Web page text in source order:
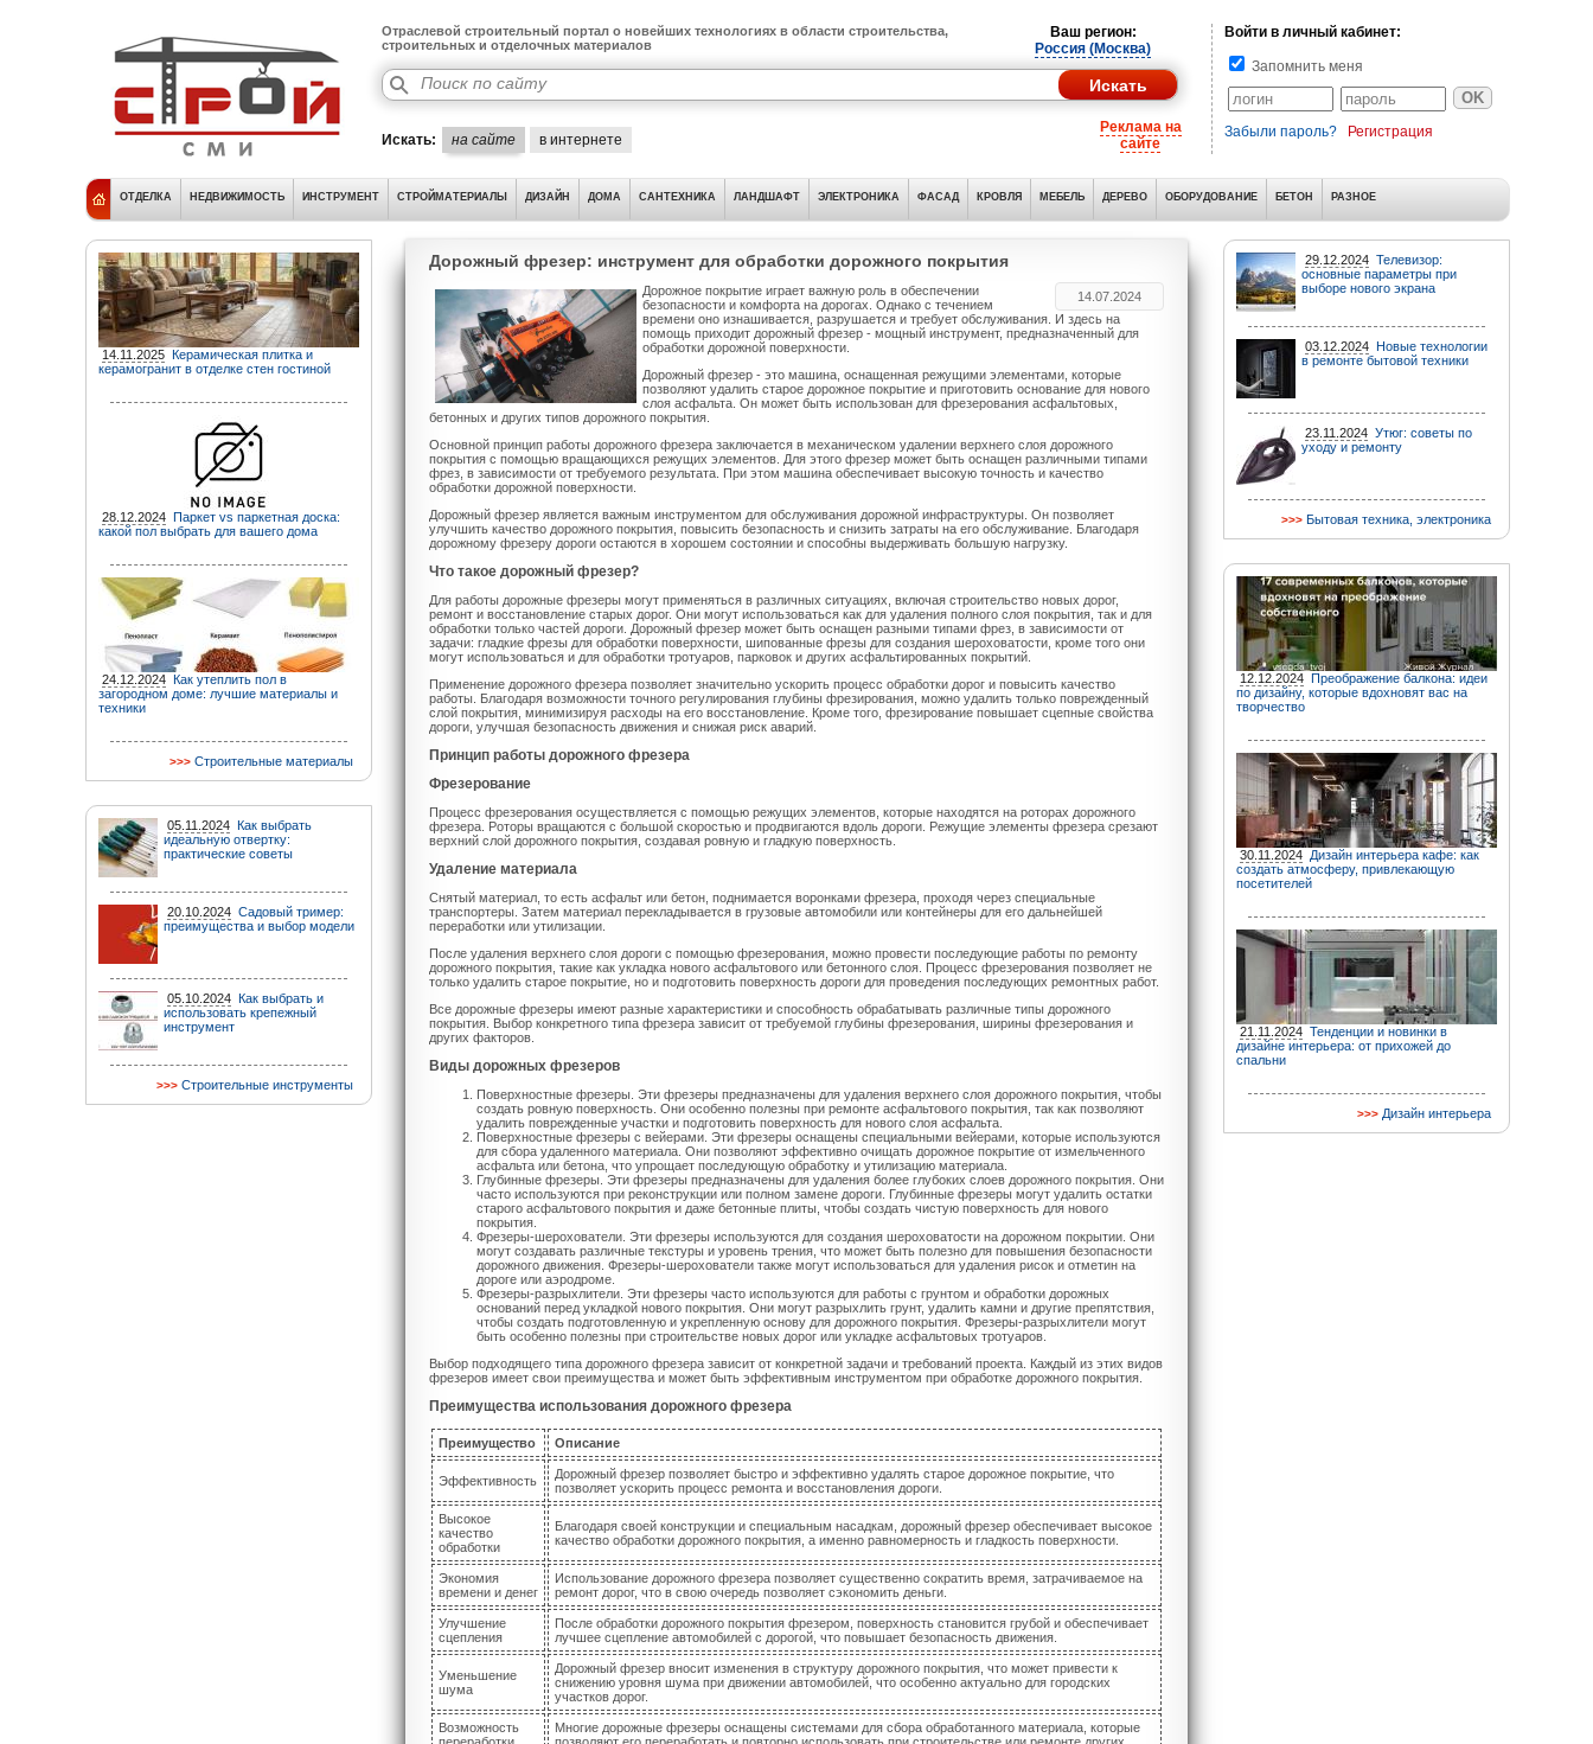
Отраслевой строительный портал о новейших технологиях в области строительства,
строительных и отделочных материалов
Ваш регион:
Россия (Москва)
Искать: на сайте в интернете
Реклама на
сайте
Войти в личный кабинет:
Запомнить меня
Забыли пароль? Регистрация
ОТДЕЛКА НЕДВИЖИМОСТЬ ИНСТРУМЕНТ СТРОЙМАТЕРИАЛЫ ДИЗАЙН ДОМА САНТЕХНИКА ЛАНДШАФТ ЭЛЕКТРОНИКА ФАСАД КРОВЛЯ МЕБЕЛЬ ДЕРЕВО ОБОРУДОВАНИЕ БЕТОН РАЗНОЕ
14.11.2025 Керамическая плитка и
керамогранит в отделке стен гостиной
28.12.2024 Паркет vs паркетная доска:
какой пол выбрать для вашего дома
24.12.2024 Как утеплить пол в
загородном доме: лучшие материалы и
техники
Строительные материалы
05.11.2024 Как выбрать
идеальную отвертку:
практические советы
20.10.2024 Садовый тример:
преимущества и выбор модели
05.10.2024 Как выбрать и
использовать крепежный
инструмент
Строительные инструменты
Дорожный фрезер: инструмент для обработки дорожного покрытия
14.07.2024
Дорожное покрытие играет важную роль в обеспечении
безопасности и комфорта на дорогах. Однако с течением
времени оно изнашивается, разрушается и требует обслуживания. И здесь на
помощь приходит дорожный фрезер - мощный инструмент, предназначенный для
обработки дорожной поверхности.
Дорожный фрезер - это машина, оснащенная режущими элементами, которые
позволяют удалить старое дорожное покрытие и приготовить основание для нового
слоя асфальта. Он может быть использован для фрезерования асфальтовых,
бетонных и других типов дорожного покрытия.
Основной принцип работы дорожного фрезера заключается в механическом удалении верхнего слоя дорожного
покрытия с помощью вращающихся режущих элементов. Для этого фрезер может быть оснащен различными типами
фрез, в зависимости от требуемого результата. При этом машина обеспечивает высокую точность и качество
обработки дорожной поверхности.
Дорожный фрезер является важным инструментом для обслуживания дорожной инфраструктуры. Он позволяет
улучшить качество дорожного покрытия, повысить безопасность и снизить затраты на его обслуживание. Благодаря
дорожному фрезеру дороги остаются в хорошем состоянии и способны выдерживать большую нагрузку.
Что такое дорожный фрезер?
Для работы дорожные фрезеры могут применяться в различных ситуациях, включая строительство новых дорог,
ремонт и восстановление старых дорог. Они могут использоваться как для удаления полного слоя покрытия, так и для
обработки только частей дороги. Дорожный фрезер может быть оснащен разными типами фрез, в зависимости от
задачи: гладкие фрезы для обработки поверхности, шипованные фрезы для создания шероховатости, кроме того они
могут использоваться и для обработки тротуаров, парковок и других асфальтированных покрытий.
Применение дорожного фрезера позволяет значительно ускорить процесс обработки дорог и повысить качество
работы. Благодаря возможности точного регулирования глубины фрезирования, можно удалить только поврежденный
слой покрытия, минимизируя расходы на его восстановление. Кроме того, фрезирование повышает сцепные свойства
дороги, улучшая безопасность движения и снижая риск аварий.
Принцип работы дорожного фрезера
Фрезерование
Процесс фрезерования осуществляется с помощью режущих элементов, которые находятся на роторах дорожного
фрезера. Роторы вращаются с большой скоростью и продвигаются вдоль дороги. Режущие элементы фрезера срезают
верхний слой дорожного покрытия, создавая ровную и гладкую поверхность.
Удаление материала
Снятый материал, то есть асфальт или бетон, поднимается воронками фрезера, проходя через специальные
транспортеры. Затем материал перекладывается в грузовые автомобили или контейнеры для его дальнейшей
переработки или утилизации.
После удаления верхнего слоя дороги с помощью фрезерования, можно провести последующие работы по ремонту
дорожного покрытия, такие как укладка нового асфальтового или бетонного слоя. Процесс фрезерования позволяет не
только удалить старое покрытие, но и подготовить поверхность дороги для проведения последующих ремонтных работ.
Все дорожные фрезеры имеют разные характеристики и способность обрабатывать различные типы дорожного
покрытия. Выбор конкретного типа фрезера зависит от требуемой глубины фрезерования, ширины фрезерования и
других факторов.
Виды дорожных фрезеров
Поверхностные фрезеры. Эти фрезеры предназначены для удаления верхнего слоя дорожного покрытия, чтобы
создать ровную поверхность. Они особенно полезны при ремонте асфальтового покрытия, так как позволяют
удалить поврежденные участки и подготовить поверхность для нового слоя асфальта.
Поверхностные фрезеры с вейерами. Эти фрезеры оснащены специальными вейерами, которые используются
для сбора удаленного материала. Они позволяют эффективно очищать дорожное покрытие от измельченного
асфальта или бетона, что упрощает последующую обработку и утилизацию материала.
Глубинные фрезеры. Эти фрезеры предназначены для удаления более глубоких слоев дорожного покрытия. Они
часто используются при реконструкции или полном замене дороги. Глубинные фрезеры могут удалить остатки
старого асфальтового покрытия и даже бетонные плиты, чтобы создать чистую поверхность для нового
покрытия.
Фрезеры-шерохователи. Эти фрезеры используются для создания шероховатости на дорожном покрытии. Они
могут создавать различные текстуры и уровень трения, что может быть полезно для повышения безопасности
дорожного движения. Фрезеры-шерохователи также могут использоваться для удаления рисок и отметин на
дороге или аэродроме.
Фрезеры-разрыхлители. Эти фрезеры часто используются для работы с грунтом и обработки дорожных
оснований перед укладкой нового покрытия. Они могут разрыхлить грунт, удалить камни и другие препятствия,
чтобы создать подготовленную и укрепленную основу для дорожного покрытия. Фрезеры-разрыхлители могут
быть особенно полезны при строительстве новых дорог или укладке асфальтовых тротуаров.
Выбор подходящего типа дорожного фрезера зависит от конкретной задачи и требований проекта. Каждый из этих видов
фрезеров имеет свои преимущества и может быть эффективным инструментом при обработке дорожного покрытия.
Преимущества использования дорожного фрезера
Преимущество Описание
Эффективность
Дорожный фрезер позволяет быстро и эффективно удалять старое дорожное покрытие, что
позволяет ускорить процесс ремонта и восстановления дороги.
Высокое
качество
обработки
Благодаря своей конструкции и специальным насадкам, дорожный фрезер обеспечивает высокое
качество обработки дорожного покрытия, а именно равномерность и гладкость поверхности.
Экономия
времени и денег
Использование дорожного фрезера позволяет существенно сократить время, затрачиваемое на
ремонт дорог, что в свою очередь позволяет сэкономить деньги.
Улучшение
сцепления
После обработки дорожного покрытия фрезером, поверхность становится грубой и обеспечивает
лучшее сцепление автомобилей с дорогой, что повышает безопасность движения.
Уменьшение
шума
Дорожный фрезер вносит изменения в структуру дорожного покрытия, что может привести к
снижению уровня шума при движении автомобилей, что особенно актуально для городских
участков дорог.
Возможность
Многие дорожные фрезеры оснащены системами для сбора обработанного материала, которые
29.12.2024 Телевизор:
основные параметры при
выборе нового экрана
03.12.2024 Новые технологии
в ремонте бытовой техники
23.11.2024 Утюг: советы по
уходу и ремонту
Бытовая техника, электроника
12.12.2024 Преображение балкона: идеи
по дизайну, которые вдохновят вас на
творчество
30.11.2024 Дизайн интерьера кафе: как
создать атмосферу, привлекающую
посетителей
21.11.2024 Тенденции и новинки в
дизайне интерьера: от прихожей до
спальни
Дизайн интерьера